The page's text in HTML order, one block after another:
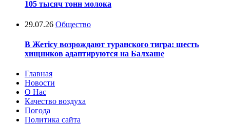
105 тысяч тонн молока
29.07.26 Общество
В Жетісу возрождают туранского тигра: шесть
хищников адаптируются на Балхаше
Главная
Новости
О Нас
Качество воздуха
Погода
Политика сайта